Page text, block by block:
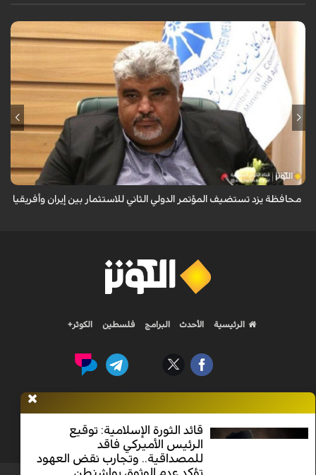
صرّح رئيس غرفة التجارة والصناعة والمناجم والزراعة في محافظة يزد مجتبى
دستمالجيان بان المؤتمر الدولي الثاني للاستثمار بين الجمهورية الاسلامية
الايرانية...
محافظة يزد تستضيف المؤتمر الدولي الثاني للاستثمار بين إيران وأفريقيا
قائد الثورة الإسلامية: توقيع
الرئيس الأميركي فاقد
للمصداقية.. وتجارب نقض العهود
الرئيسية الأحدث البرامج فلسطين الكوثر+
Nilesat 11900 V | Badr 8 11747 V | Badr5 12284 V
جميع الحقوق محفوظة